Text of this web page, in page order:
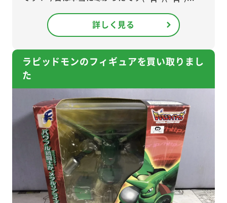
詳しく見る
ラピッドモンのフィギュアを買い取りまし
た